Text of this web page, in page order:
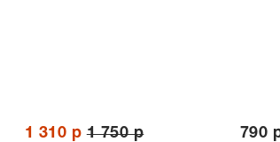
1 310 р 1 750 р 790